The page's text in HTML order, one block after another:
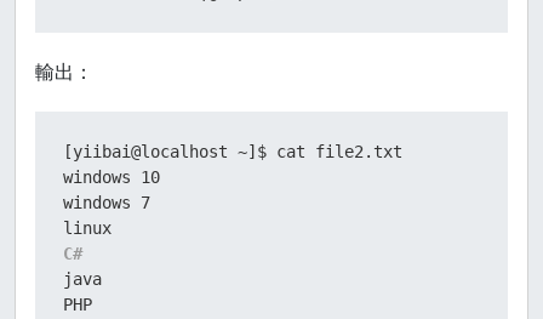
輸出：
[yiibai@localhost ~]$ cat file2.txt
windows 10
windows 7
C#
java
PHP